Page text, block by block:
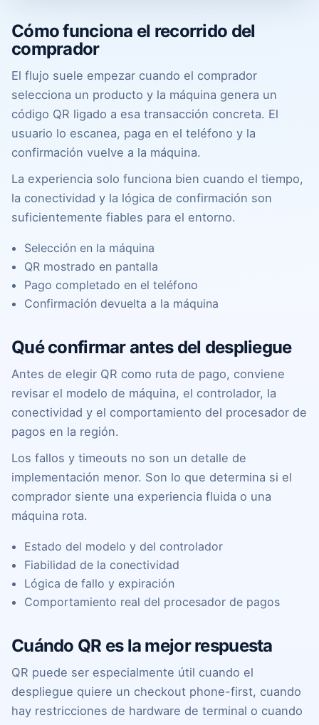
Cómo funciona el recorrido del
comprador
El flujo suele empezar cuando el comprador
selecciona un producto y la máquina genera un
código QR ligado a esa transacción concreta. El
usuario lo escanea, paga en el teléfono y la
confirmación vuelve a la máquina.
La experiencia solo funciona bien cuando el tiempo,
la conectividad y la lógica de confirmación son
suficientemente fiables para el entorno.
Selección en la máquina
QR mostrado en pantalla
Pago completado en el teléfono
Confirmación devuelta a la máquina
Qué confirmar antes del despliegue
Antes de elegir QR como ruta de pago, conviene
revisar el modelo de máquina, el controlador, la
conectividad y el comportamiento del procesador de
pagos en la región.
Los fallos y timeouts no son un detalle de
implementación menor. Son lo que determina si el
comprador siente una experiencia fluida o una
máquina rota.
Estado del modelo y del controlador
Fiabilidad de la conectividad
Lógica de fallo y expiración
Comportamiento real del procesador de pagos
Cuándo QR es la mejor respuesta
QR puede ser especialmente útil cuando el
despliegue quiere un checkout phone-first, cuando
hay restricciones de hardware de terminal o cuando